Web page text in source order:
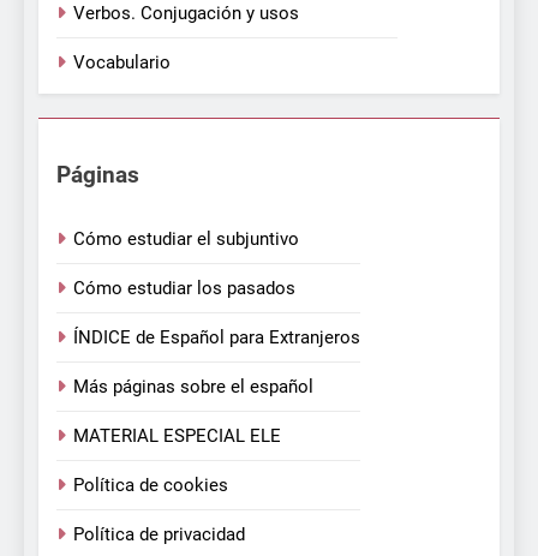
Verbos. Conjugación y usos
Vocabulario
Páginas
Cómo estudiar el subjuntivo
Cómo estudiar los pasados
ÍNDICE de Español para Extranjeros
Más páginas sobre el español
MATERIAL ESPECIAL ELE
Política de cookies
Política de privacidad